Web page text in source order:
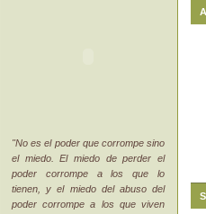
"No es el poder que corrompe sino
el miedo. El miedo de perder el
poder corrompe a los que lo
tienen, y el miedo del abuso del
poder corrompe a los que viven